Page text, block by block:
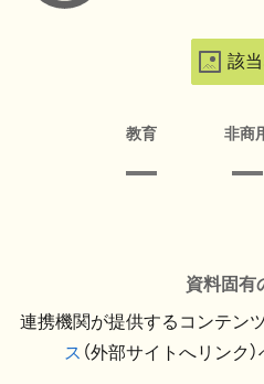
該
教育 非商
資料固有
連携機関が提供するコンテンツ
ス （外部サイトへリンク